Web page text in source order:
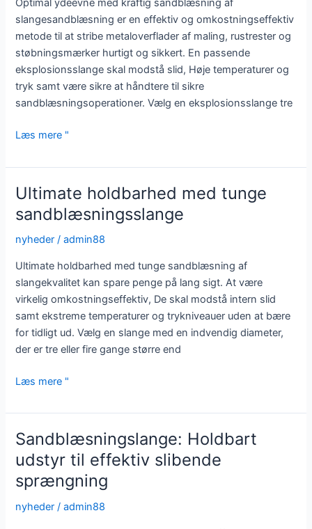
kvalitet
Optimal ydeevne med kraftig sandblæsning af
slangesandblæsning er en effektiv og omkostningseffektiv
metode til at stribe metaloverflader af maling, rustrester og
støbningsmærker hurtigt og sikkert. En passende
eksplosionsslange skal modstå slid, Høje temperaturer og
tryk samt være sikre at håndtere til sikre
sandblæsningsoperationer. Vælg en eksplosionsslange tre
Optimal
med
tunge
sandblæsningsslange
Læs mere "
Ultimate holdbarhed med tunge
sandblæsningsslange
nyheder /admin88
Ultimate holdbarhed med tunge sandblæsning af
slangekvalitet kan spare penge på lang sigt. At være
virkelig omkostningseffektiv, De skal modstå intern slid
samt ekstreme temperaturer og trykniveauer uden at bære
for tidligt ud. Vælg en slange med en indvendig diameter,
der er tre eller fire gange større end
Ultimate
med
tunge
sandblæsningsslange
Læs mere "
Sandblæsningslange: Holdbart
udstyr til effektiv slibende
sprængning
nyheder /admin88